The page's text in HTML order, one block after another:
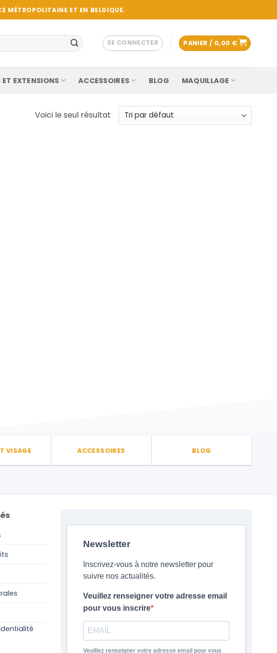
MÉTROPOLITAINE ET EN BELGIQUE.
SE CONNECTER PANIER / 0,00 €
ET EXTENSIONS ACCESSOIRES BLOG MAQUILLAGE
Voici le seul résultat
VISAGE ACCESSOIRES BLOG
Newsletter
Inscrivez-vous à notre newsletter pour
suivre nos actualités.
Veuillez renseigner votre adresse email
pour vous inscrire
Veuillez renseigner votre adresse email pour vous